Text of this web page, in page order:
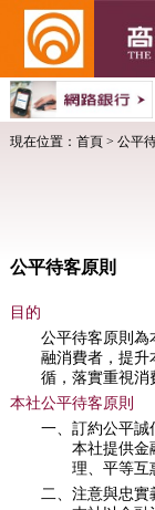
現在位置： 首頁> 公平
公平待客原則
目的
公平待客原則為
融消費者，提升
循，落實重視消
本社公平待客原則
一、訂約公平誠
本社提供金
理、平等互
二、注意與忠實